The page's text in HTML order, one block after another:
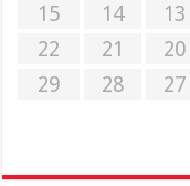
13
14
15
20
21
22
27
28
29